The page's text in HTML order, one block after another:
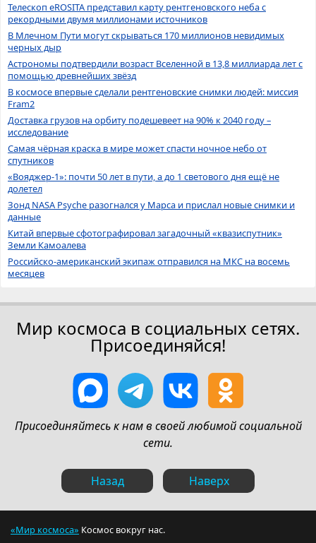
Телескоп eROSITA представил карту рентгеновского неба с
рекордными двумя миллионами источников
В Млечном Пути могут скрываться 170 миллионов невидимых
черных дыр
Астрономы подтвердили возраст Вселенной в 13,8 миллиарда лет с
помощью древнейших звёзд
В космосе впервые сделали рентгеновские снимки людей: миссия
Fram2
Доставка грузов на орбиту подешевеет на 90% к 2040 году –
исследование
Самая чёрная краска в мире может спасти ночное небо от
спутников
«Вояджер-1»: почти 50 лет в пути, а до 1 светового дня ещё не
долетел
Зонд NASA Psyche разогнался у Марса и прислал новые снимки и
данные
Китай впервые сфотографировал загадочный «квазиспутник»
Земли Камоалева
Российско-американский экипаж отправился на МКС на восемь
месяцев
Мир космоса в социальных сетях.
Присоединяйся!
Присоединяйтесь к нам в своей любимой социальной
сети.
Назад Наверх
«Мир космоса» Космос вокруг нас.